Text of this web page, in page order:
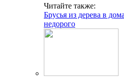
Читайте также:
Брусья из дерева в
недорого